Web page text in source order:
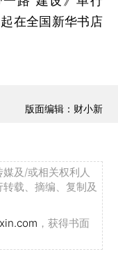
在全国新华书店
版面编辑：财小新
及/或相关权利人
载、摘编、复制及
，获得书面